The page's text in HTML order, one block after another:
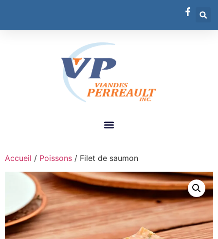
Accueil / Poissons / Filet de saumon